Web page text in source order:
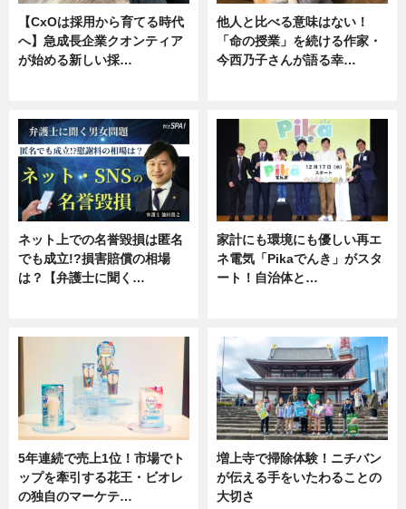
【CxOは採用から育てる時代
へ】急成長企業クオンティア
が始める新しい採…
他人と比べる意味はない！
「命の授業」を続ける作家・
今西乃子さんが語る幸…
ネット上での名誉毀損は匿名
でも成立!?損害賠償の相場
は？【弁護士に聞く…
家計にも環境にも優しい再エ
ネ電気「Pikaでんき」がスタ
ート！自治体と…
5年連続で売上1位！市場でト
ップを牽引する花王・ビオレ
の独自のマーケテ…
増上寺で掃除体験！ニチバン
が伝える手をいたわることの
大切さ